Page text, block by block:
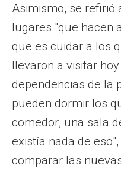
Asimismo, se refirió
lugares "que hacen
que es cuidar a los
llevaron a visitar
dependencias de la
pueden dormir los
comedor, una sala
existía nada de
comparar las